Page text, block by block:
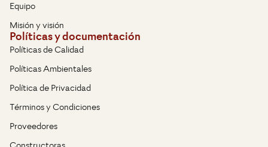
Equipo
Misión y visión
Políticas y documentación
Políticas de Calidad
Políticas Ambientales
Política de Privacidad
Términos y Condiciones
Proveedores